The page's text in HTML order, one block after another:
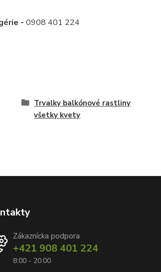
- 0908 401 224
Trvalky balkónové rastliny
všetky kvety
Zákaznícka podpora
+421 908 401 224
8:00 - 20:00